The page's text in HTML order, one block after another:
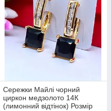
Сережки Майлі чорний
циркон медзолото 14К
(лимонний відтінок) Розмір